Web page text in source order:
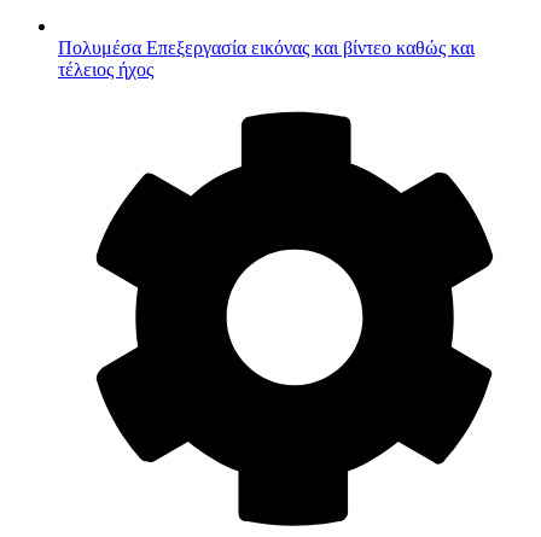
Πολυμέσα Επεξεργασία εικόνας και βίντεο καθώς και
τέλειος ήχος